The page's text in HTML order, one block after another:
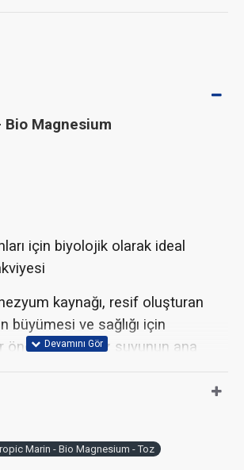
Magnesium
için biyolojik olarak ideal
kaynağı, resif oluşturan
büyümesi ve sağlığı için
önemlidir. Deniz suyunun ana
(CO
ve tank suyunun iyonik
Marin - Bio Magnesium - Toz